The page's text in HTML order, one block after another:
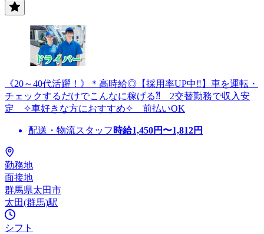
《20～40代活躍！》＊高時給◎【採用率UP中‼】車を運転・
チェックするだけでこんなに稼げる⁈ 2交替勤務で収入安
定 ✧車好きな方におすすめ✧ 前払いOK
配送・物流スタッフ 時給1,450円〜1,812円
勤務地
面接地
群馬県太田市
太田(群馬)駅
シフト